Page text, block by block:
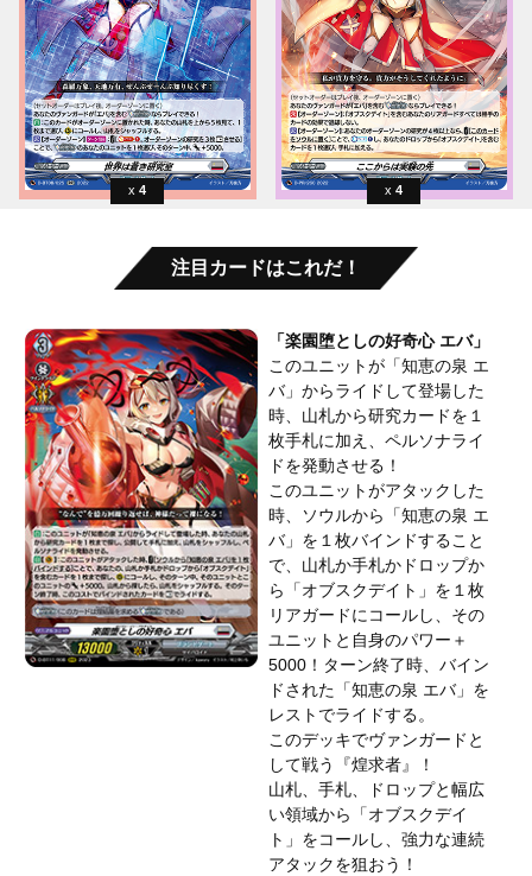
4 4
注目カードはこれだ！
「楽園堕としの好奇心 エバ」
このユニットが「知恵の泉 エ
バ」からライドして登場した
時、山札から研究カードを１
枚手札に加え、ペルソナライ
ドを発動させる！
このユニットがアタックした
時、ソウルから「知恵の泉 エ
バ」を１枚バインドすること
で、山札か手札かドロップか
ら「オブスクデイト」を１枚
リアガードにコールし、その
ユニットと自身のパワー＋
5000！ターン終了時、バイン
ドされた「知恵の泉 エバ」を
レストでライドする。
このデッキでヴァンガードと
して戦う『煌求者』！
山札、手札、ドロップと幅広
い領域から「オブスクデイ
ト」をコールし、強力な連続
アタックを狙おう！